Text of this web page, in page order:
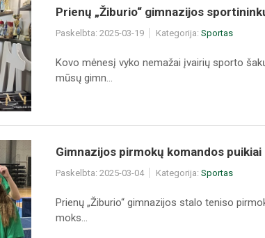
Prienų „Žiburio“ gimnazijos
Paskelbta: 2025-03-19 Kategorija: Sportas
Kovo mėnesį vyko nemažai įvairių sporto
mūsų gimn...
Gimnazijos pirmokų komandos
Paskelbta: 2025-03-04 Kategorija: Sportas
Prienų „Žiburio“ gimnazijos stalo teniso
moks...